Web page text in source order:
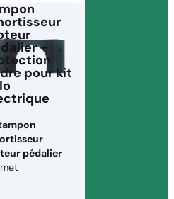
–
pour kit
pédalier